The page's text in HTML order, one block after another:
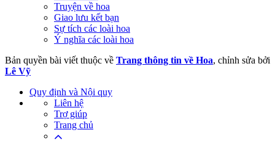
Truyện về hoa
Giao lưu kết bạn
Sự tích các loài hoa
Ý nghĩa các loài hoa
Bản quyền bài viết thuộc về Trang thông tin về Hoa, chỉnh sửa bởi
Lê Vỹ
Quy định và Nội quy
Liên hệ
Trợ giúp
Trang chủ